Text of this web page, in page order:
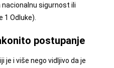
sigurnost ili
1 Odluke).
postupanje
je i više nego vidljivo da je